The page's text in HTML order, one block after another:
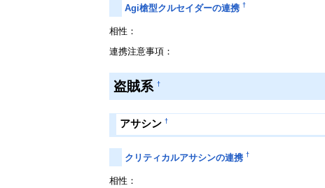
Agi槍型クルセイダーの連携 †
相性：
連携注意事項：
盗賊系†
アサシン †
クリティカルアサシンの連携 †
相性：